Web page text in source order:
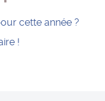
cette année ?
!